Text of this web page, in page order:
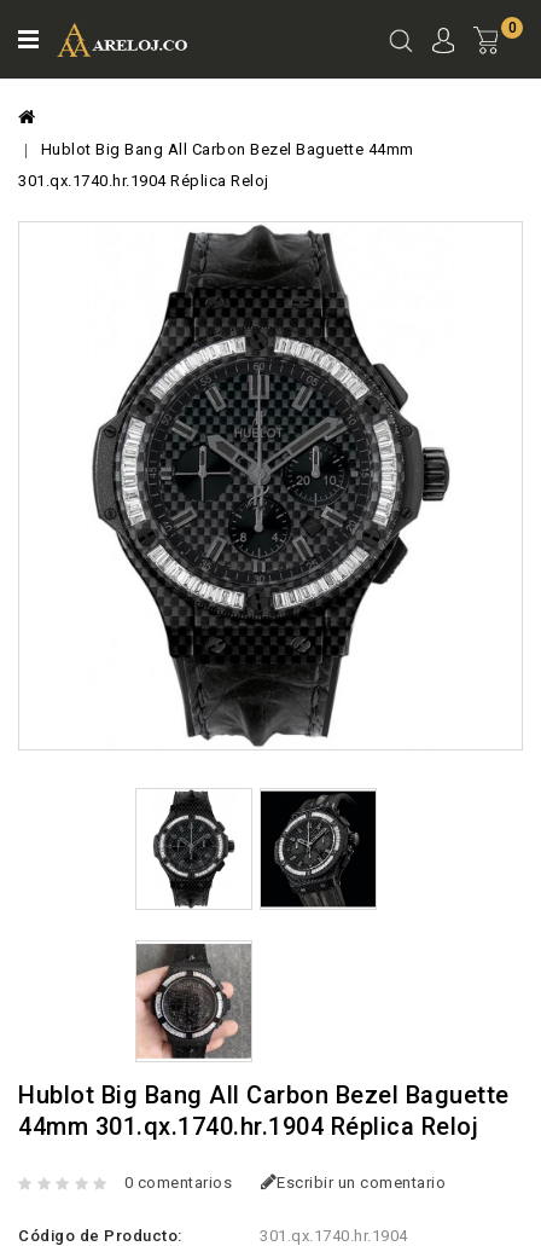
0
Hublot Big Bang All Carbon Bezel Baguette 44mm
301.qx.1740.hr.1904 Réplica Reloj
Hublot Big Bang All Carbon Bezel Baguette
44mm 301.qx.1740.hr.1904 Réplica Reloj
0 comentarios Escribir un comentario
Código de Producto:
301.qx.1740.hr.1904